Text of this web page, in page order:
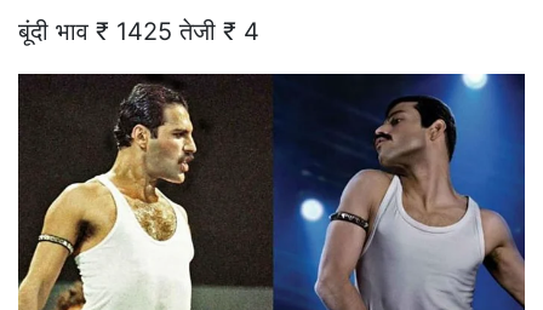
बूंदी भाव ₹ 1425 तेजी ₹ 4